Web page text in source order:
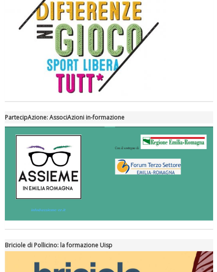
Tiziano Pesce nel Cda di Fondazione Terzjus: prima riunione a
PartecipAzione: AssociAzioni in-formazione
Briciole di Pollicino: la formazione Uisp